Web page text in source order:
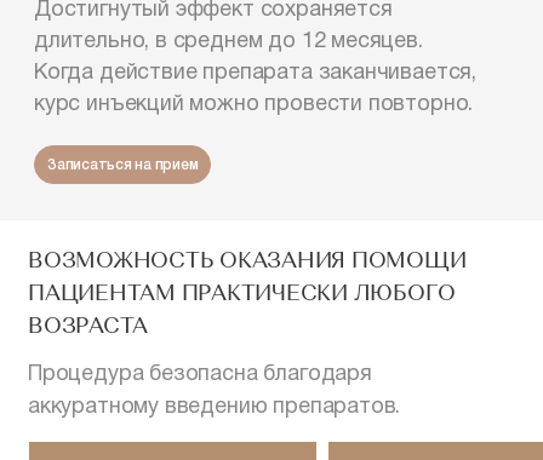
Достигнутый эффект сохраняется
длительно, в среднем до 12 месяцев.
Когда действие препарата заканчивается,
курс инъекций можно провести повторно.
Записаться на прием
ВОЗМОЖНОСТЬ ОКАЗАНИЯ ПОМОЩИ
ПАЦИЕНТАМ ПРАКТИЧЕСКИ ЛЮБОГО
ВОЗРАСТА
Процедура безопасна благодаря
аккуратному введению препаратов.